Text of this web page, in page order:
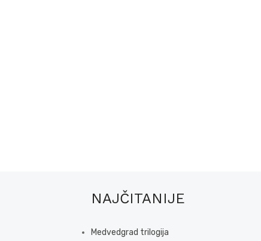
NAJČITANIJE
Medvedgrad trilogija